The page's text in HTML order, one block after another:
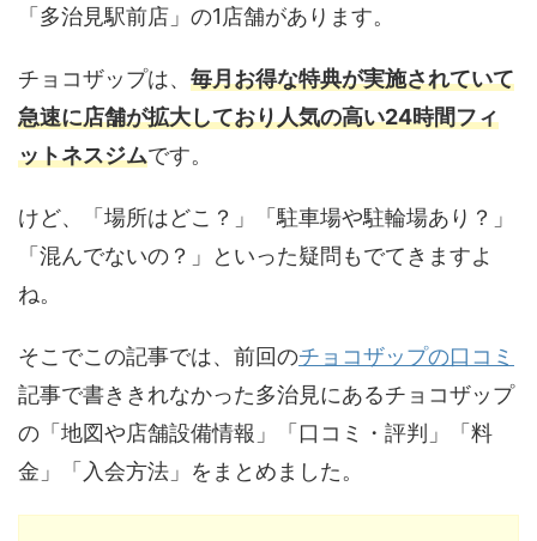
「多治見駅前店」の1店舗があります。
チョコザップは、 毎月お得な特典が実施されていて
急速に店舗が拡大しており人気の高い24時間フィ
ットネスジムです。
けど、「場所はどこ？」「駐車場や駐輪場あり？」
「混んでないの？」といった疑問もでてきますよ
ね。
そこでこの記事では、前回のチョコザップの口コミ
記事で書ききれなかった多治見にあるチョコザップ
の「地図や店舗設備情報」「口コミ・評判」「料
金」「入会方法」をまとめました。